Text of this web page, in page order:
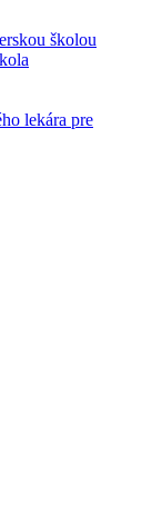
školou
lekára pre